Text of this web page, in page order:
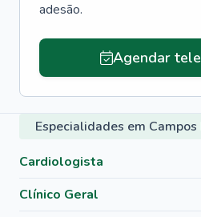
adesão.
Agendar
Especialidades em
Cardiologista
Clínico Geral